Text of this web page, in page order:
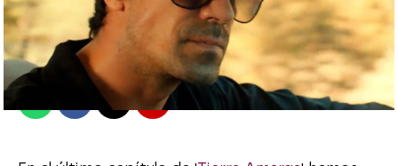
Ana Bermejo Lillo
Madrid
Publicado: 04 de octubre de 2022, 19:01
WhatsappFacebook
X Flipboard